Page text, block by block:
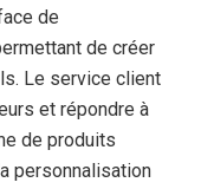
de
de créer
Le service client
et répondre à
de produits
personnalisation